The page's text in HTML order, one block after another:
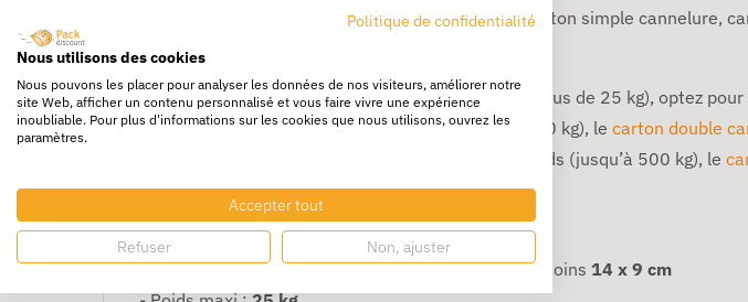
objets, trois qualités de carton s’offrent à vous : carton simple cannelure,
correspond à son épaisseur.
Si vos objets sont peu fragiles et légers (pas plus de 25 kg), optez
Si vos objets sont fragiles et lourds (jusqu’à 70 kg), le carton double
Si vos objets sont à la fois fragiles et très lourds (jusqu’à 500 kg), le
Format postal autorisé :
- Longueur + Largeur + Hauteur =150 cm maxi
- Longueur maxi : 60 cm- 1 face doit mesurer au moins 14 x 9 cm
Politique de confidentialité
Nous utilisons des cookies
Nous pouvons les placer pour analyser les données de nos visiteurs, améliorer notre
site Web, afficher un contenu personnalisé et vous faire vivre une expérience
inoubliable. Pour plus d'informations sur les cookies que nous utilisons, ouvrez les
paramètres.
Accepter tout
Refuser Non, ajuster